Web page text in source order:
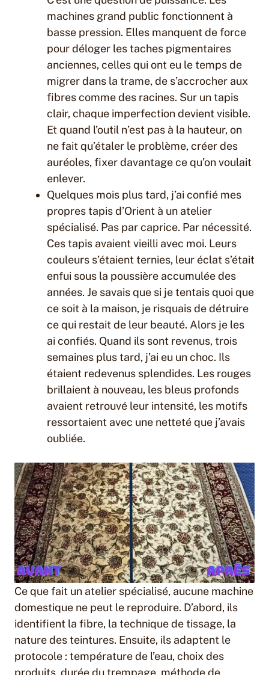
machines grand public fonctionnent à
basse pression. Elles manquent de force
pour déloger les taches pigmentaires
anciennes, celles qui ont eu le temps de
migrer dans la trame, de s’accrocher aux
fibres comme des racines. Sur un tapis
clair, chaque imperfection devient visible.
Et quand l’outil n’est pas à la hauteur, on
ne fait qu’étaler le problème, créer des
auréoles, fixer davantage ce qu’on voulait
enlever.
Quelques mois plus tard, j’ai confié mes
propres tapis d’Orient à un atelier
spécialisé. Pas par caprice. Par nécessité.
Ces tapis avaient vieilli avec moi. Leurs
couleurs s’étaient ternies, leur éclat s’était
enfui sous la poussière accumulée des
années. Je savais que si je tentais quoi que
ce soit à la maison, je risquais de détruire
ce qui restait de leur beauté. Alors je les
ai confiés. Quand ils sont revenus, trois
semaines plus tard, j’ai eu un choc. Ils
étaient redevenus splendides. Les rouges
brillaient à nouveau, les bleus profonds
avaient retrouvé leur intensité, les motifs
ressortaient avec une netteté que j’avais
oubliée.
Ce que fait un atelier spécialisé, aucune machine
domestique ne peut le reproduire. D’abord, ils
identifient la fibre, la technique de tissage, la
nature des teintures. Ensuite, ils adaptent le
protocole : température de l’eau, choix des